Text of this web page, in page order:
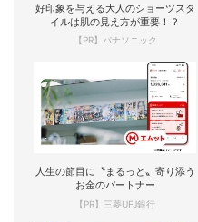
好印象を与える大人のショーツスタ
イルは肌の見え方が重要！？
【PR】パナソニック
人生の節目に〝まるっと〟寄り添う
お金のパートナー
【PR】三菱UFJ銀行